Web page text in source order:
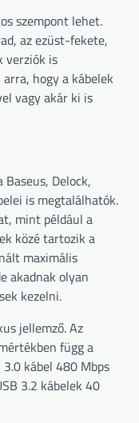
szempont lehet.
az ezüst-fekete,
verziók is
hogy a kábelek
vagy akár ki is
Delock,
is megtalálhatók.
mint például a
közé tartozik a
maximális
akadnak olyan
kezelni.
jellemző. Az
függ a
kábel 480 Mbps
3.2 kábelek 40